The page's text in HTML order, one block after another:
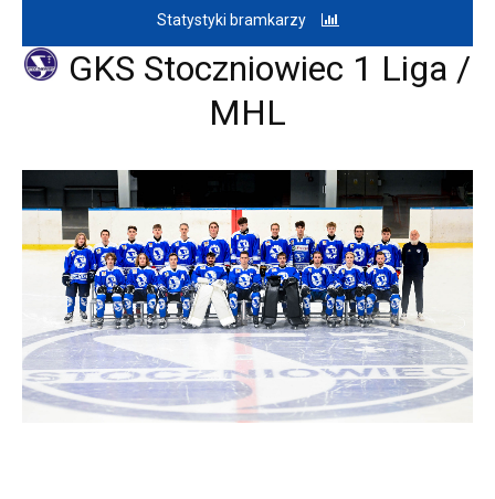
Statystyki bramkarzy
GKS Stoczniowiec 1 Liga /
MHL